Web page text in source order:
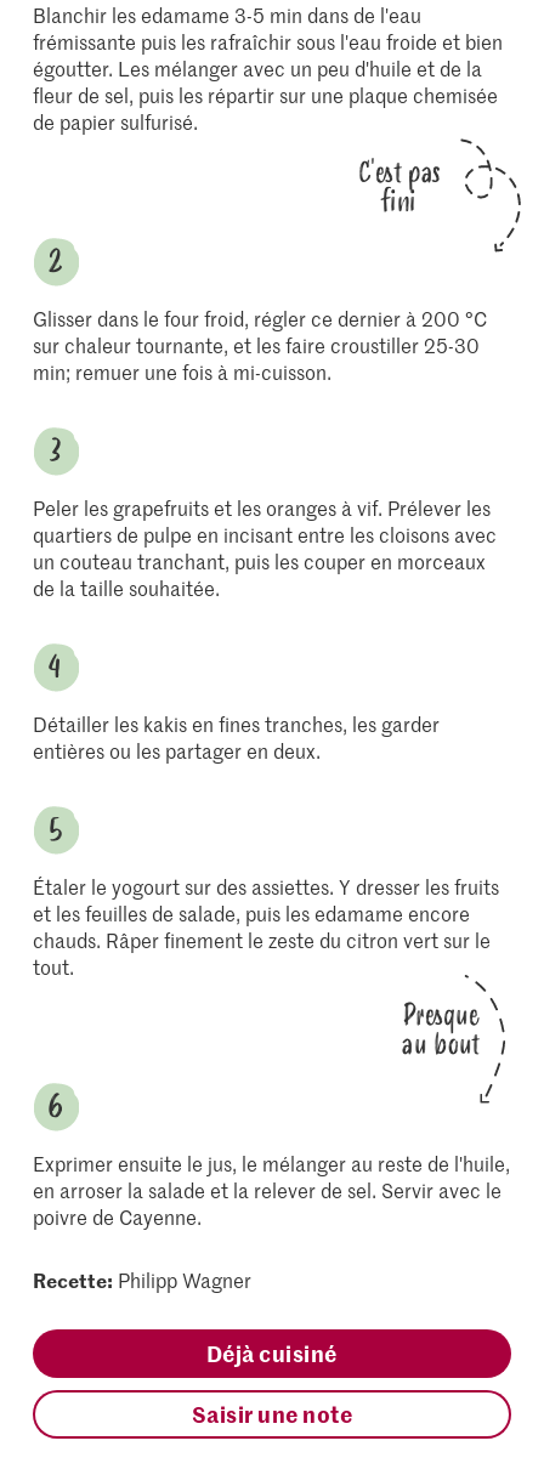
Blanchir les edamame 3-5 min dans de l'eau
frémissante puis les rafraîchir sous l'eau froide et bien
égoutter. Les mélanger avec un peu d'huile et de la
fleur de sel, puis les répartir sur une plaque chemisée
de papier sulfurisé.
C'est pas
fini
Glisser dans le four froid, régler ce dernier à 200 °C
sur chaleur tournante, et les faire croustiller 25-30
min; remuer une fois à mi-cuisson.
Peler les grapefruits et les oranges à vif. Prélever les
quartiers de pulpe en incisant entre les cloisons avec
un couteau tranchant, puis les couper en morceaux
de la taille souhaitée.
Détailler les kakis en fines tranches, les garder
entières ou les partager en deux.
Étaler le yogourt sur des assiettes. Y dresser les fruits
et les feuilles de salade, puis les edamame encore
chauds. Râper finement le zeste du citron vert sur le
tout.
Presque
au bout
Exprimer ensuite le jus, le mélanger au reste de l'huile,
en arroser la salade et la relever de sel. Servir avec le
poivre de Cayenne.
Recette: Philipp Wagner
Déjà cuisiné
Saisir une note